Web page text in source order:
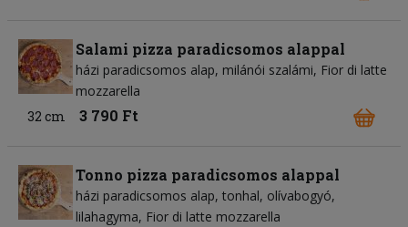
Salami pizza paradicsomos alappal
házi paradicsomos alap milánói szalámi Fior di latte
mozzarella
32 cm
3 790 Ft
Tonno pizza paradicsomos alappal
házi paradicsomos alap tonhal olívabogyó
lilahagyma Fior di latte mozzarella